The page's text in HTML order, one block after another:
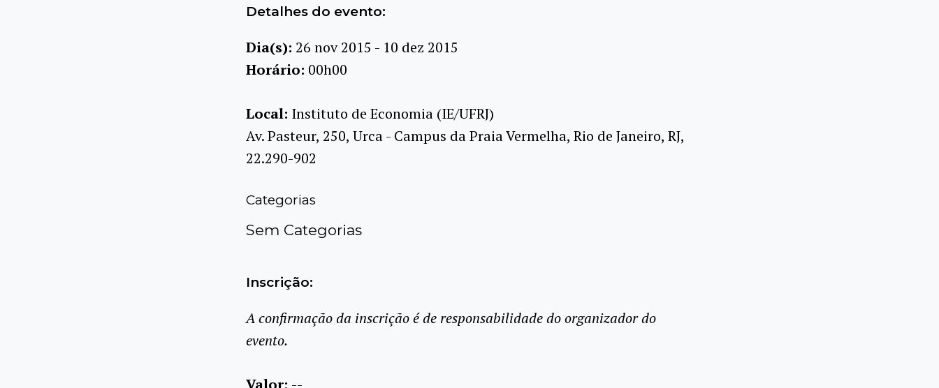
Detalhes do evento:
Dia(s): 26 nov 2015 - 10 dez 2015
Horário: 00h00
Local: Instituto de Economia (IE/UFRJ)
Av. Pasteur, 250, Urca - Campus da Praia Vermelha, Rio de Janeiro, RJ,
22.290-902
Categorias
Sem Categorias
Inscrição:
A confirmação da inscrição é de responsabilidade do organizador do
evento.